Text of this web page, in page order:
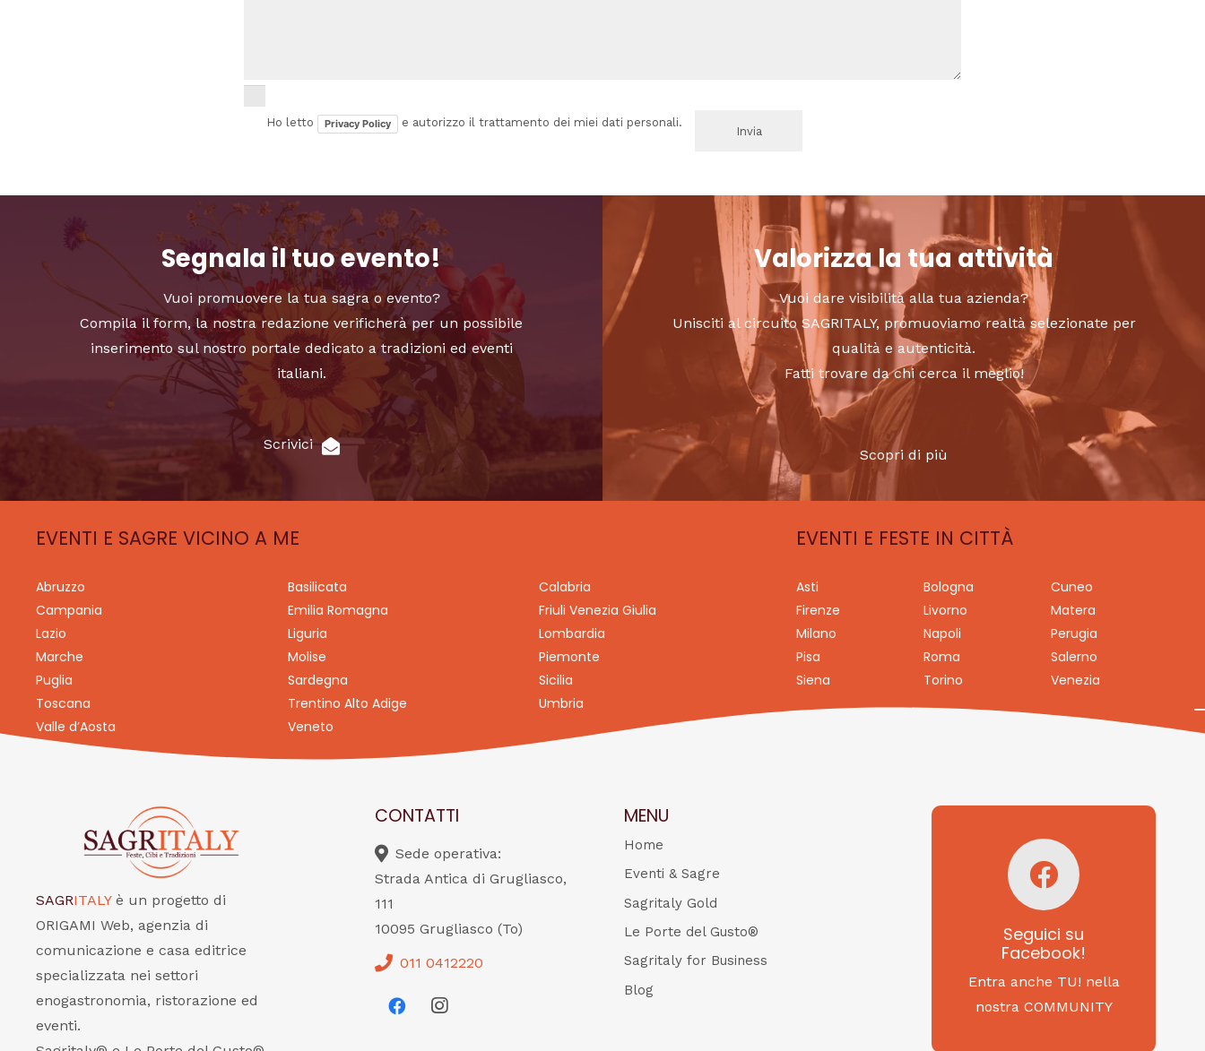
Ho letto Privacy Policy e autorizzo il trattamento dei miei dati personali.
Segnala il tuo evento!
Vuoi promuovere la tua sagra o evento?
Compila il form, la nostra redazione verificherà per un possibile
inserimento sul nostro portale dedicato a tradizioni ed eventi
italiani.
Scrivici
Valorizza la tua attività
Vuoi dare visibilità alla tua azienda?
Unisciti al circuito SAGRITALY, promuoviamo realtà selezionate per
qualità e autenticità.
Fatti trovare da chi cerca il meglio!
Scopri di più
EVENTI E SAGRE VICINO A ME
Abruzzo Basilicata
Calabria
Campania
Emilia Romagna
Friuli Venezia Giulia
Lazio
Liguria
Lombardia
Marche
Molise
Piemonte
Puglia
Sardegna
Sicilia
Toscana
Trentino Alto Adige
Umbria
Valle d’Aosta
Veneto
EVENTI E FESTE IN CITTÀ
Asti Bologna
Cuneo
Firenze
Livorno
Matera
Milano
Napoli
Perugia
Pisa
Roma
Salerno
Siena
Torino Venezia
SAGRITALY è un progetto di
ORIGAMI Web, agenzia di
comunicazione e casa editrice
specializzata nei settori
enogastronomia, ristorazione ed
eventi.
CONTATTI
Sede operativa:
Strada Antica di Grugliasco,
111
10095 Grugliasco (To)
011 0412220
MENU
Home
Eventi & Sagre
Sagritaly Gold
Le Porte del Gusto®
Sagritaly for Business
Blog
Seguici su
Facebook!
Entra anche TU! nella
nostra COMMUNITY
Seguici su
Facebook!
SAGRITALY
Feste, cibi e tradizioni
da Nord a Sud...